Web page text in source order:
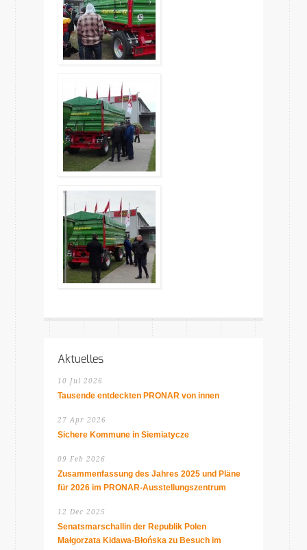
Aktuelles
10 Jul 2026
Tausende entdeckten PRONAR von innen
27 Apr 2026
Sichere Kommune in Siemiatycze
09 Feb 2026
Zusammenfassung des Jahres 2025 und Pläne
für 2026 im PRONAR-Ausstellungszentrum
12 Dec 2025
Senatsmarschallin der Republik Polen
Małgorzata Kidawa-Błońska zu Besuch im